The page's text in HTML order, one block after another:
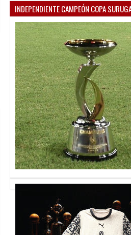
Benítez: "Sufrí mucho, me
costó un montón salir a la
03
2018
Silvio
importante"
03
2018
INDEPENDIENTE CAMPEÓN COPA